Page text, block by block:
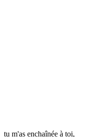
tu m'as enchaînée à toi,